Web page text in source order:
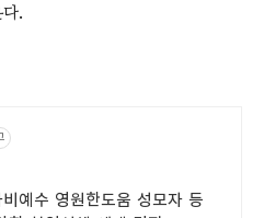
.
예수 영원한도움 성모자 등